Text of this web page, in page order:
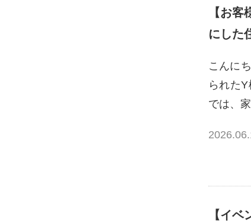
【お
にした
こんに
られた
では、
【イ